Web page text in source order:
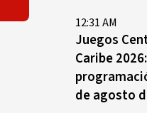
12:31 AM
Juegos
Caribe
de agosto